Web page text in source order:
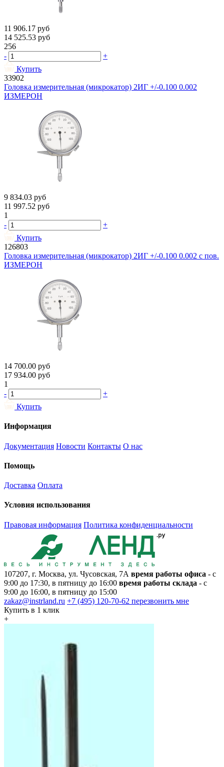
11 906.17 руб
14 525.53 руб
256
-
+
Купить
33902
Головка измерительная (микрокатор) 2ИГ +/-0.100 0.002
ИЗМЕРОН
9 834.03 руб
11 997.52 руб
1
-
+
Купить
126803
Головка измерительная (микрокатор) 2ИГ +/-0.100 0.002 с пов.
ИЗМЕРОН
14 700.00 руб
17 934.00 руб
1
-
+
Купить
Информация
Документация Новости Контакты О нас
Помощь
Доставка Оплата
Условия использования
Правовая информация Политика конфиденциальности
107207, г. Москва, ул. Чусовская, 7А время работы офиса - с
9:00 до 17:30, в пятницу до 16:00 время работы склада - с
9:00 до 16:00, в пятницу до 15:00
zakaz@instrland.ru +7 (495) 120-70-62 перезвонить мне
Купить в 1 клик
+